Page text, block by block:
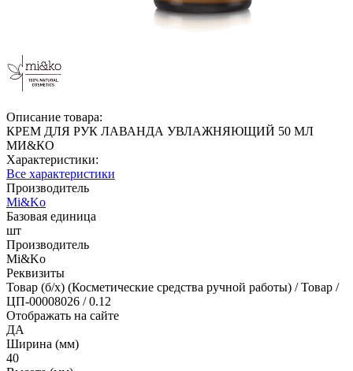
Описание товара:
КРЕМ ДЛЯ РУК ЛАВАНДА УВЛАЖНЯЮЩИЙ 50 МЛ
МИ&КО
Характеристики:
Все характеристики
Производитель
Mi&Ko
Базовая единица
шт
Производитель
Mi&Ko
Реквизиты
Товар (б/х) (Косметические средства ручной работы) / Товар /
ЦП-00008026 / 0.12
Отображать на сайте
ДА
Ширина (мм)
40